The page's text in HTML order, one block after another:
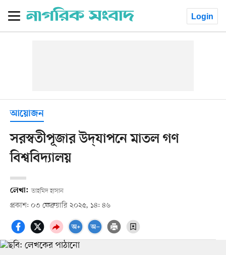
Login
আয়োজন
সরস্বতীপূজার উদ্‌যাপনে মাতল গণ
বিশ্ববিদ্যালয়
লেখা: তাহমিদ হাসান
প্রকাশ: ০৩ ফেব্রুয়ারি ২০২৫, ১৪: ৪৬